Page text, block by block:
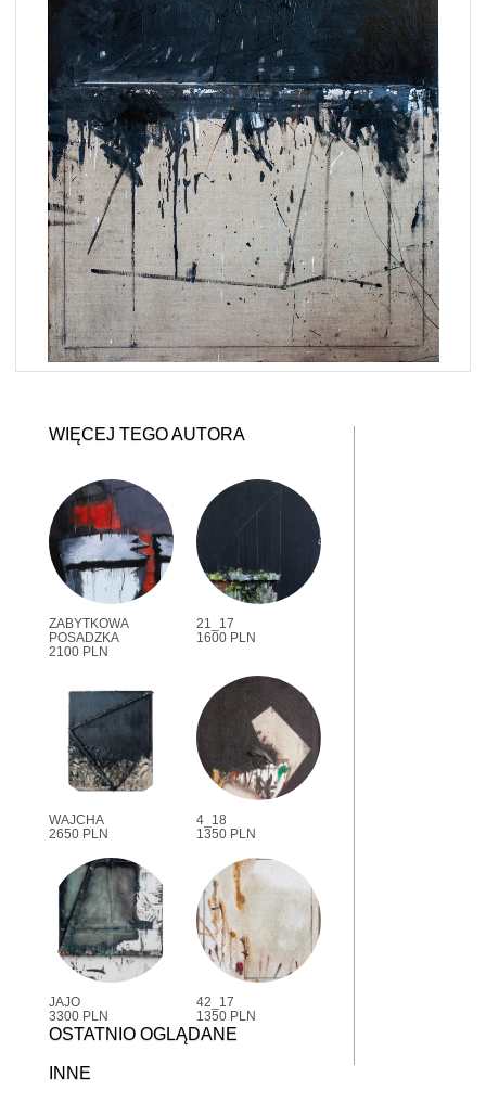
WIĘCEJ TEGO AUTORA
ZABYTKOWA
POSADZKA
2100 PLN
21_17
1600 PLN
WAJCHA
2650 PLN
4_18
1350 PLN
JAJO
3300 PLN
42_17
1350 PLN
OSTATNIO OGLĄDANE
INNE